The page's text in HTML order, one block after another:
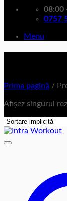
08:00
0757
Menu
Prima pagină /
Afișez singurul